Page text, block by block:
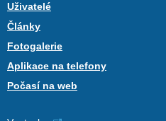
Uživatelé
Články
Fotogalerie
Aplikace na telefony
Počasí na web